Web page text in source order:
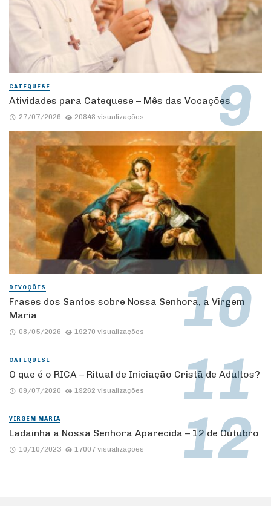
CATEQUESE
Atividades para Catequese – Mês das Vocações
27/07/2026 20848 visualizações
DEVOÇÕES
Frases dos Santos sobre Nossa Senhora, a Virgem
Maria
08/05/2026 19270 visualizações
CATEQUESE
O que é o RICA – Ritual de Iniciação Cristã de Adultos?
09/07/2020 19262 visualizações
VIRGEM MARIA
Ladainha a Nossa Senhora Aparecida – 12 de Outubro
10/10/2023 17007 visualizações